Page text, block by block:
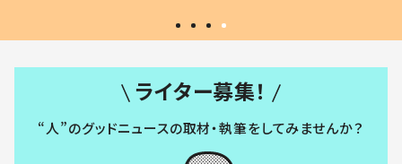
ライター募集！
“人”のグッドニュースの取材・執筆をしてみませんか？